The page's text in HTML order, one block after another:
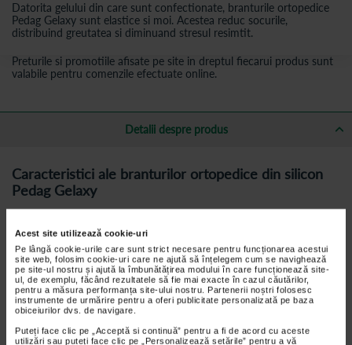
Acest site utilizează cookie-uri
Pe lângă cookie-urile care sunt strict necesare pentru funcționarea acestui
site web, folosim cookie-uri care ne ajută să înțelegem cum se navighează
pe site-ul nostru și ajută la îmbunătățirea modului în care funcționează site-
ul, de exemplu, făcând rezultatele să fie mai exacte în cazul căutărilor,
pentru a măsura performanța site-ului nostru. Partenerii noștri folosesc
instrumente de urmărire pentru a oferi publicitate personalizată pe baza
obiceiurilor dvs. de navigare.
Puteți face clic pe „Acceptă si continuă” pentru a fi de acord cu aceste
utilizări sau puteți face clic pe „Personalizează setările” pentru a vă
Datorita gelului din care sunt confectionate, branturile ortopedice
Pedag Gelaxy sunt elastice si moi. Acestea reduc socurile,
distribuind greutatea si diminuand stresul resimtit.
Preturile si promotiile afisate pe site in dreptul fiecarui produs sunt
valabile pentru comenzile efectuate online.
Detalii despre produs
Caracteristici ale branturilor ortopedice din silicon
Pedag Gelaxy
Branturile Pedag Gelaxy au invelis din microfibre de velur, invelis
care faciliteaza absorbtia umiditatii. Aceste branturi ortopedice din
silicon sunt antiderapante si extrem de rezistente la uzura. Produsul
poate fi spalat manual. Felul in care a fost conceput permite
purtarea pentru multa vreme fara a genera disconfort.
Marimi disponibile: 36-37, 38-39, 40-41, 42-43, 44-45.
Pentru ce se recomanda branturile ortopedice din
silicon Pedag Gelaxy